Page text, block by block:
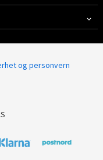
og personvern